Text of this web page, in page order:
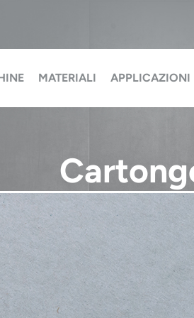
MATERIALI APPLICAZIONI